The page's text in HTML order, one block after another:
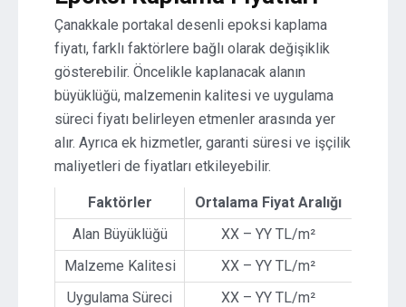
Çanakkale portakal desenli epoksi kaplama
fiyatı, farklı faktörlere bağlı olarak değişiklik
gösterebilir. Öncelikle kaplanacak alanın
büyüklüğü, malzemenin kalitesi ve uygulama
süreci fiyatı belirleyen etmenler arasında yer
alır. Ayrıca ek hizmetler, garanti süresi ve işçilik
maliyetleri de fiyatları etkileyebilir.
Faktörler
Ortalama Fiyat Aralığı
Alan Büyüklüğü
XX – YY TL/m²
Malzeme Kalitesi
XX – YY TL/m²
Uygulama Süreci
XX – YY TL/m²